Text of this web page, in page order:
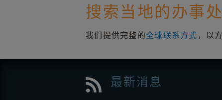
搜索当地的办事处
我们提供完整的全球联系方式 ，以
最新消息